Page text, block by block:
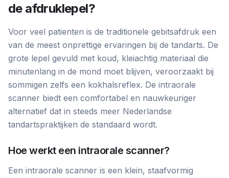
de afdruklepel?
Voor veel patienten is de traditionele gebitsafdruk een
van de meest onprettige ervaringen bij de tandarts. De
grote lepel gevuld met koud, kleiachtig materiaal die
minutenlang in de mond moet blijven, veroorzaakt bij
sommigen zelfs een kokhalsreflex. De intraorale
scanner biedt een comfortabel en nauwkeuriger
alternatief dat in steeds meer Nederlandse
tandartspraktijken de standaard wordt.
Hoe werkt een intraorale scanner?
Een intraorale scanner is een klein, staafvormig